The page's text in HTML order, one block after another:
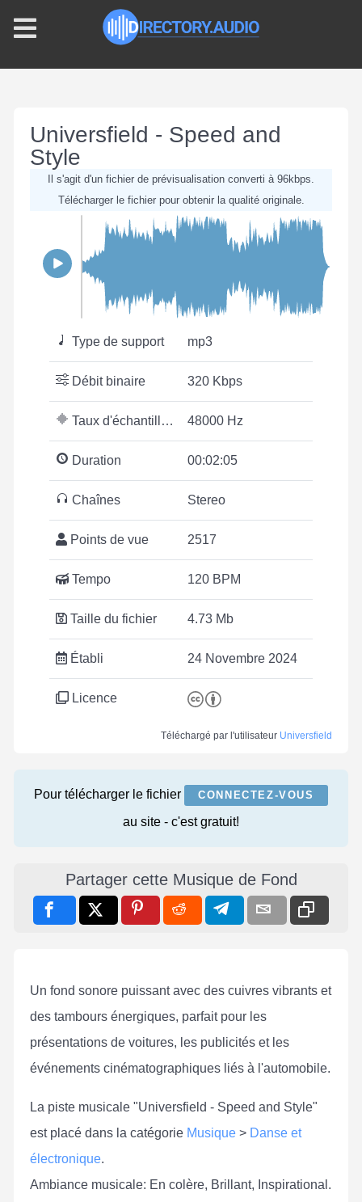
Universfield - Speed and
Style
Il s'agit d'un fichier de prévisualisation converti à 96kbps.
Télécharger le fichier pour obtenir la qualité originale.
Type de support mp3
Débit binaire 320 Kbps
Taux d'échantillonnage 48000 Hz
Duration 00:02:05
Chaînes Stereo
Points de vue 2517
Tempo 120 BPM
Taille du fichier 4.73 Mb
Établi 24 Novembre 2024
Licence
Téléchargé par l'utilisateur Universfield
Pour télécharger le fichier CONNECTEZ-VOUS
au site - c'est gratuit!
Partager cette Musique de Fond
Un fond sonore puissant avec des cuivres vibrants et
des tambours énergiques, parfait pour les
présentations de voitures, les publicités et les
événements cinématographiques liés à l'automobile.
La piste musicale "Universfield - Speed and Style"
est placé dans la catégorie Musique > Danse et
électronique.
Ambiance musicale: En colère, Brillant, Inspirational.